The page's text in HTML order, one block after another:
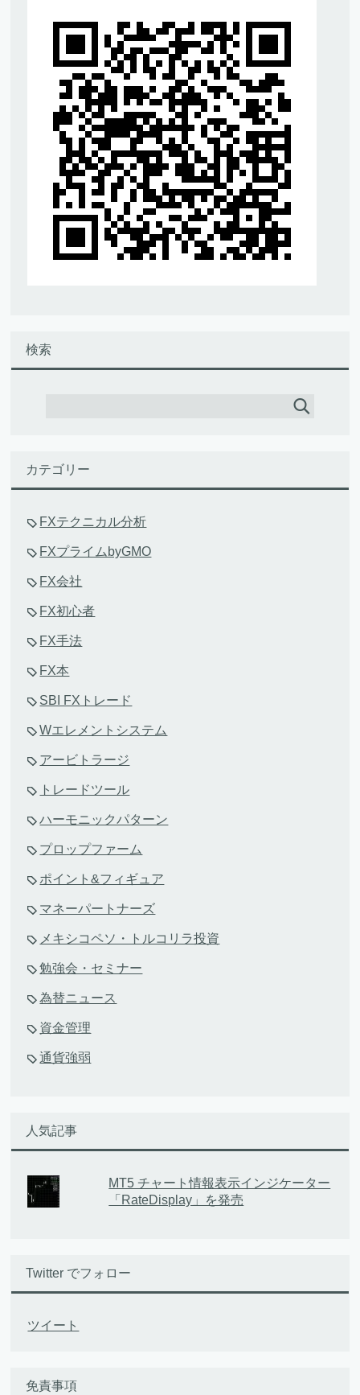
検索
カテゴリー
FXテクニカル分析
FXプライムbyGMO
FX会社
FX初心者
FX手法
FX本
SBI FXトレード
Wエレメントシステム
アービトラージ
トレードツール
ハーモニックパターン
プロップファーム
ポイント&フィギュア
マネーパートナーズ
メキシコペソ・トルコリラ投資
勉強会・セミナー
為替ニュース
資金管理
通貨強弱
人気記事
MT5 チャート情報表示インジケーター
「RateDisplay」を発売
Twitter でフォロー
ツイート
免責事項